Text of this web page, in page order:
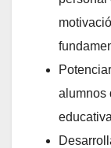
alumnos